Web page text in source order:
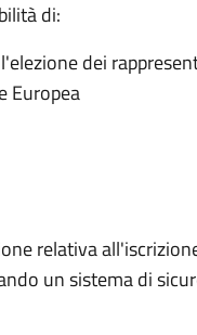
di:
dei
Europea
relativa
un sistema di